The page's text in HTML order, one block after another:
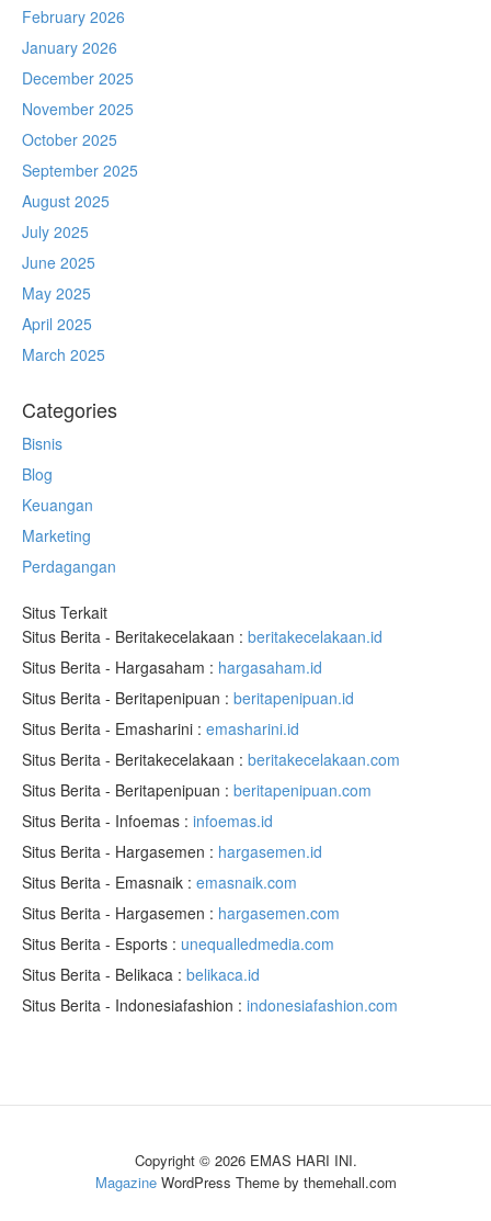
February 2026
January 2026
December 2025
November 2025
October 2025
September 2025
August 2025
July 2025
June 2025
May 2025
April 2025
March 2025
Categories
Bisnis
Blog
Keuangan
Marketing
Perdagangan
Situs Terkait
Situs Berita - Beritakecelakaan : beritakecelakaan.id
Situs Berita - Hargasaham : hargasaham.id
Situs Berita - Beritapenipuan : beritapenipuan.id
Situs Berita - Emasharini : emasharini.id
Situs Berita - Beritakecelakaan : beritakecelakaan.com
Situs Berita - Beritapenipuan : beritapenipuan.com
Situs Berita - Infoemas : infoemas.id
Situs Berita - Hargasemen : hargasemen.id
Situs Berita - Emasnaik : emasnaik.com
Situs Berita - Hargasemen : hargasemen.com
Situs Berita - Esports : unequalledmedia.com
Situs Berita - Belikaca : belikaca.id
Situs Berita - Indonesiafashion : indonesiafashion.com
Copyright © 2026 EMAS HARI INI.
MagazineWordPress Theme by themehall.com